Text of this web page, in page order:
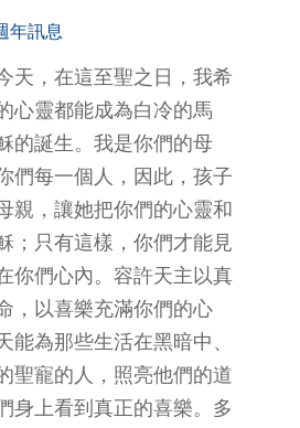
年訊息
天，在這至聖之日，我希
心靈都能成為白冷的馬
的誕生。我是你們的母
們每一個人，因此，孩子
親，讓她把你們的心靈和
；只有這樣，你們才能見
你們心內。容許天主以真
，以喜樂充滿你們的心
能為那些生活在黑暗中、
聖寵的人，照亮他們的道
身上看到真正的喜樂。多